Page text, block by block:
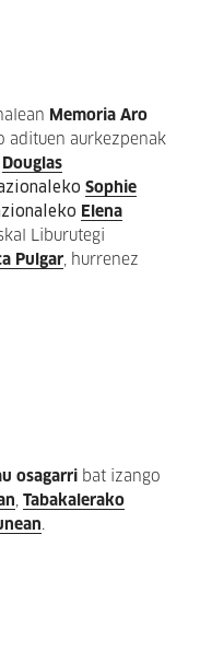
Memoria Aro
adituen aurkezpenak
Douglas
Sophie
Elena
Liburutegi
Pulgar, hurrenez
osagarri
bat izango
, Tabakalerako
.